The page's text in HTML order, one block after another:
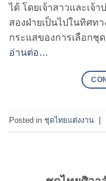
ได้ โดยเจ้าสาวและเจ้
สองฝ่ายเป็นไปในทิศท
กระแสของการเลือกชุ
อ่านต่อ…
Posted in ชุดไทยแต่งงาน